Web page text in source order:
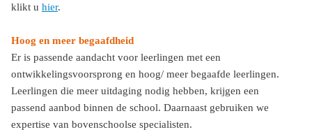
klikt u hier.
Hoog en meer begaafdheid
Er is passende aandacht voor leerlingen met een
ontwikkelingsvoorsprong en hoog/ meer begaafde leerlingen.
Leerlingen die meer uitdaging nodig hebben, krijgen een
passend aanbod binnen de school. Daarnaast gebruiken we
expertise van bovenschoolse specialisten.